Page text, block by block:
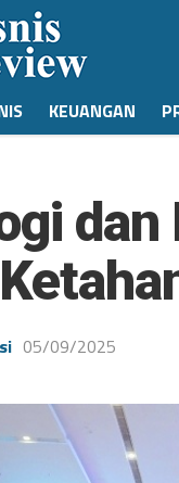
KEUANGAN
05/09/2025